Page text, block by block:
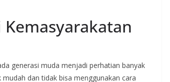
generasi muda menjadi perhatian banyak
dan tidak bisa menggunakan cara